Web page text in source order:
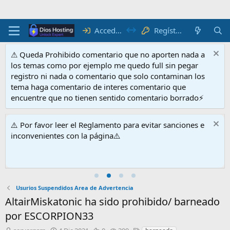
Acceder Regístrate
⚠ Queda Prohibido comentario que no aporten nada a
los temas como por ejemplo me quedo full sin pegar
registro ni nada o comentario que solo contaminan los
tema haga comentario de interes comentario que
encuentre que no tienen sentido comentario borrado⚡
⚠️ Por favor leer el Reglamento para evitar sanciones e
inconvenientes con la página⚠️
Usurios Suspendidos Area de Advertencia
AltairMiskatonic ha sido prohibido/ barneado
por ESCORPION33